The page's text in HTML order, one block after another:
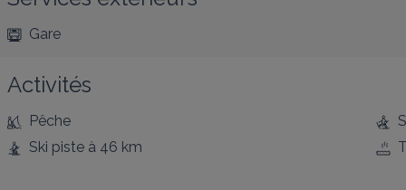
Gare
Activités
Pêche
Ski piste à 46 km